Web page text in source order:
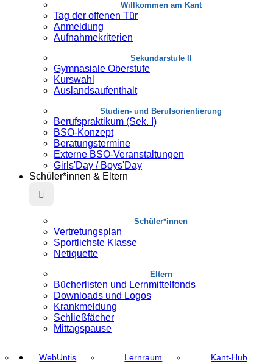
Willkommen am Kant
Tag der offenen Tür
Anmeldung
Aufnahmekriterien
Sekundarstufe II
Gymnasiale Oberstufe
Kurswahl
Auslandsaufenthalt
Studien- und Berufsorientierung
Berufspraktikum (Sek. I)
BSO-Konzept
Beratungstermine
Externe BSO-Veranstaltungen
Girls'Day / Boys'Day
Schüler*innen & Eltern
Schüler*innen
Vertretungsplan
Sportlichste Klasse
Netiquette
Eltern
Bücherlisten und Lernmittelfonds
Downloads und Logos
Krankmeldung
Schließfächer
Mittagspause
WebUntis Lernraum Kant-Hub